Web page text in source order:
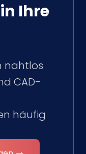
Ihre
nahtlos
CAD-
häufig